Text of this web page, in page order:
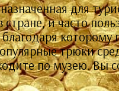
для
и часто
трюки
по музею. Вы